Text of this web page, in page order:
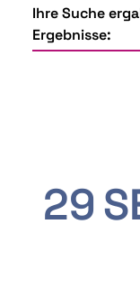
Ihre Suche
Ergebnisse:
29